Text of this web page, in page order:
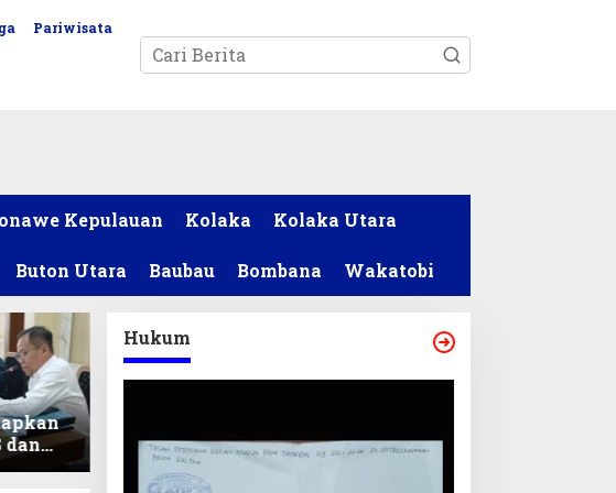
Pariwisata
Kepulauan Kolaka Kolaka Utara
Buton Utara Baubau Bombana Wakatobi
dan
Sultra
Hukum